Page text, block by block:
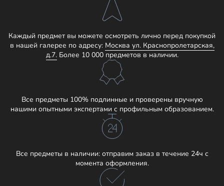
Каждый предмет вы можете осмотреть лично перед покупкой
в нашей галерее по адресу: Москва ул. Краснопролетарская,
д.7.Более 10 000 предметов в наличии.
Все предметы 100% подлинные и проверены вручную
нашими опытными экспертами с профильным образованием.
Все предметы в наличии: отправим заказ в течение 24ч с
момента оформления.